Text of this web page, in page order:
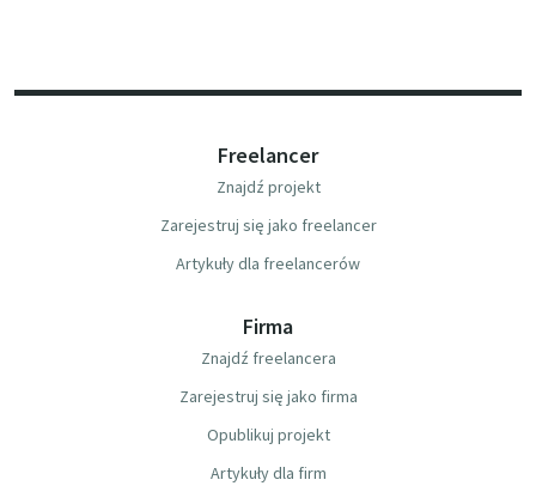
Freelancer
Znajdź projekt
Zarejestruj się jako freelancer
Artykuły dla freelancerów
Firma
Znajdź freelancera
Zarejestruj się jako firma
Opublikuj projekt
Artykuły dla firm